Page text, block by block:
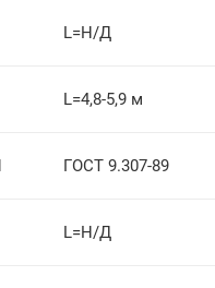
L=Н/Д
L=4,8-5,9 м
ГОСТ 9.307-89
L=Н/Д